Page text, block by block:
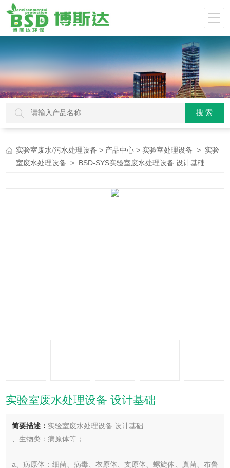
实验室废水/污水处理设备 > 产品中心 > 实验室处理设备 > 实验
室废水处理设备 > BSD-SYS实验室废水处理设备 设计基础
实验室废水处理设备 设计基础
简要描述： 实验室废水处理设备 设计基础
、生物类：病原体等；
a、病原体：细菌、病毒、衣原体、支原体、螺旋体、真菌、布鲁